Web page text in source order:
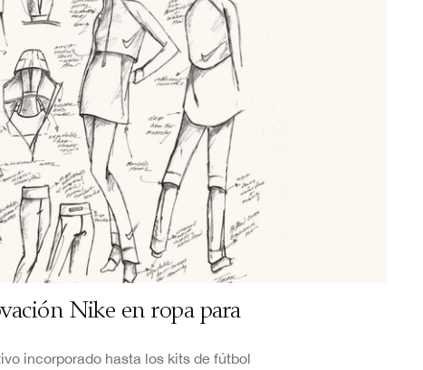
Nike en ropa para
incorporado hasta los kits de fútbol